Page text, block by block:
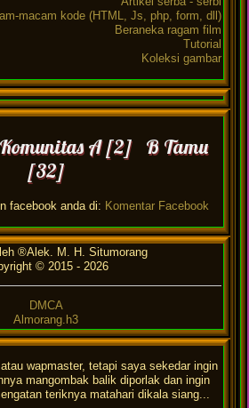
macam kode (HTML, Js, php, form, dll)
Beraneka ragam film
Tutorial
Koleksi gambar
A [2] B Tamu
[32]
facebook anda di: Komentar Facebook
®Alek. M. H. Situmorang
© 2015 - 2026
DMCA
Almorang.h3
wapmaster, tetapi saya sekedar ingin
mangombak balik diporlak dan ingin
teriknya matahari dikala siang...